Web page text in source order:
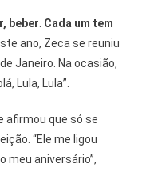
beber. Cada um tem
ano, Zeca se reuniu
Janeiro. Na ocasião,
Lula, Lula”.
afirmou que só se
“Ele me ligou
meu aniversário”,